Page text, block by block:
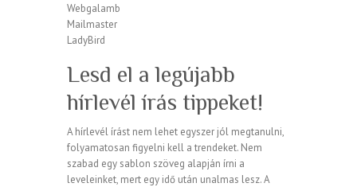
Webgalamb
Mailmaster
LadyBird
Lesd el a legújabb
hírlevél írás tippeket!
A hírlevél írást nem lehet egyszer jól megtanulni,
folyamatosan figyelni kell a trendeket. Nem
szabad egy sablon szöveg alapján írni a
leveleinket, mert egy idő után unalmas lesz. A